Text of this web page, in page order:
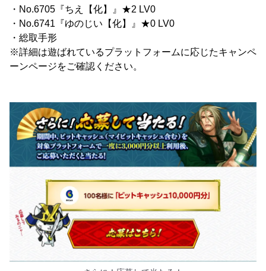
・No.6705『ちえ【化】』★2 LV0
・No.6741『ゆのじい【化】』★0 LV0
・総取手形
※詳細は遊ばれているプラットフォームに応じたキャンペ
ーンページをご確認ください。